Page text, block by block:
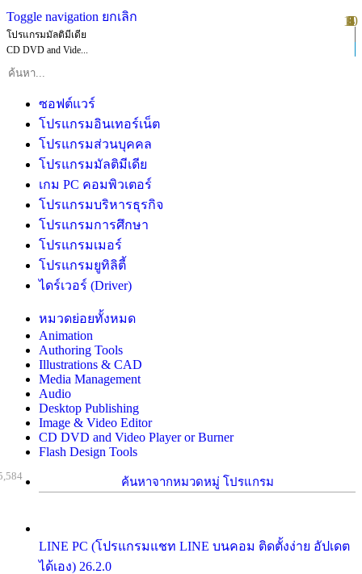
Toggle navigation ยกเลิก
โปรแกรมมัลติมีเดีย
CD DVD and Vide...
ซอฟต์แวร์
โปรแกรมอินเทอร์เน็ต
โปรแกรมส่วนบุคคล
โปรแกรมมัลติมีเดีย
เกม PC คอมพิวเตอร์
โปรแกรมบริหารธุรกิจ
โปรแกรมการศึกษา
โปรแกรมเมอร์
โปรแกรมยูทิลิตี้
ไดร์เวอร์ (Driver)
หมวดย่อยทั้งหมด
Animation
Authoring Tools
Illustrations & CAD
Media Management
Audio
Desktop Publishing
Image & Video Editor
CD DVD and Video Player or Burner
Flash Design Tools
ค้นหาจากหมวดหมู่ โปรแกรม
LINE PC (โปรแกรมแชท LINE บนคอม ติดตั้งง่าย อัปเดต
ได้เอง) 26.2.0
1
2
3
4
5
6
7
8
9
10